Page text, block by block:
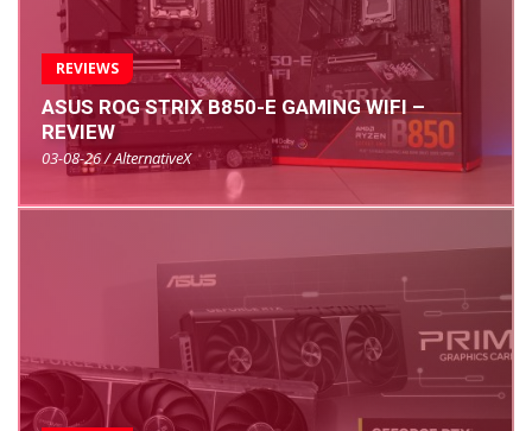
REVIEWS
ASUS ROG STRIX B850-E GAMING WIFI –
REVIEW
03-08-26 / AlternativeX